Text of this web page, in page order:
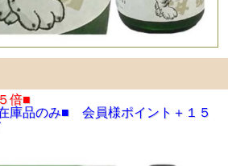
倍■
庫品のみ■ 会員様ポイント＋１５